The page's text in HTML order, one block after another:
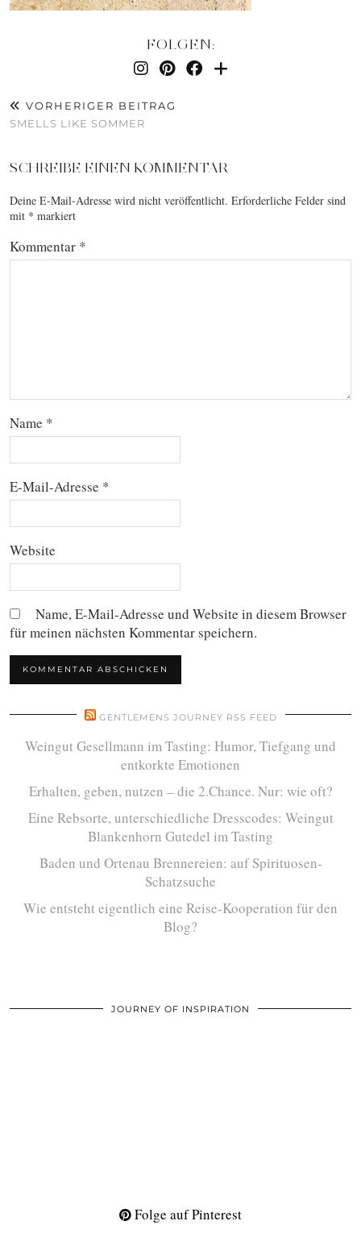
FOLGEN:
VORHERIGER BEITRAG
SMELLS LIKE SOMMER
SCHREIBE EINEN KOMMENTAR
Deine E-Mail-Adresse wird nicht veröffentlicht. Erforderliche Felder sind
mit * markiert
Kommentar *
Name *
E-Mail-Adresse *
Website
Name, E-Mail-Adresse und Website in diesem Browser
für meinen nächsten Kommentar speichern.
GENTLEMENS JOURNEY RSS FEED
Weingut Gesellmann im Tasting: Humor, Tiefgang und
entkorkte Emotionen
Erhalten, geben, nutzen – die 2.Chance. Nur: wie oft?
Eine Rebsorte, unterschiedliche Dresscodes: Weingut
Blankenhorn Gutedel im Tasting
Baden und Ortenau Brennereien: auf Spirituosen-
Schatzsuche
Wie entsteht eigentlich eine Reise-Kooperation für den
Blog?
JOURNEY OF INSPIRATION
Folge auf Pinterest